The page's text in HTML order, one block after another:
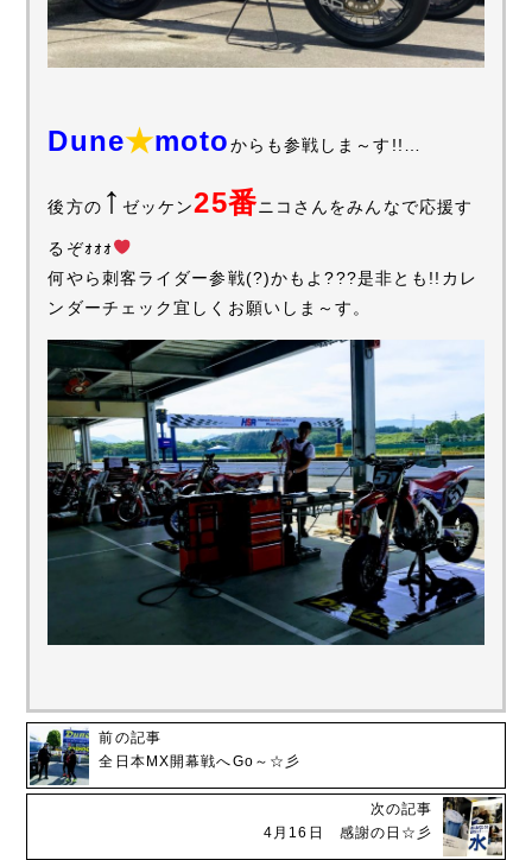
Dune★motoからも参戦しま～す!!…
後方の ↑ ゼッケン25番ニコさんをみんなで応援す
るぞｫｫｫ
何やら刺客ライダー参戦(?)かもよ???是非とも!!カレ
ンダーチェック宜しくお願いしま～す。
前の記事
全日本MX開幕戦へGo～☆彡
次の記事
4月16日 感謝の日☆彡